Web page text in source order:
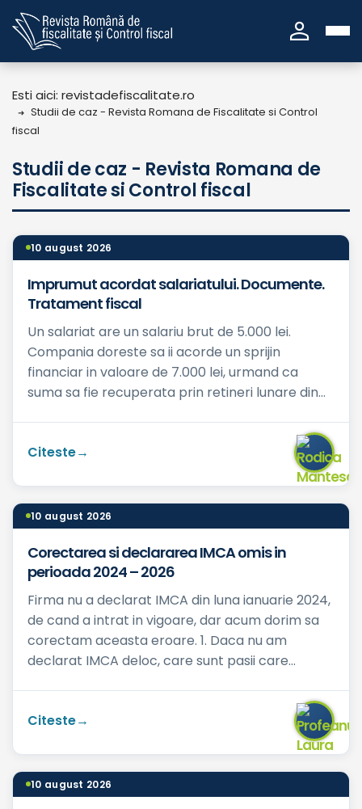
person
Esti aici: revistadefiscalitate.ro
Studii de caz - Revista Romana de Fiscalitate si Control
fiscal
Studii de caz - Revista Romana de
Fiscalitate si Control fiscal
10 august 2026
Imprumut acordat salariatului. Documente.
Tratament fiscal
Un salariat are un salariu brut de 5.000 lei.
Compania doreste sa ii acorde un sprijin
financiar in valoare de 7.000 lei, urmand ca
suma sa fie recuperata prin retineri lunare din
Citeste
10 august 2026
Corectarea si declararea IMCA omis in
perioada 2024 – 2026
Firma nu a declarat IMCA din luna ianuarie 2024,
de cand a intrat in vigoare, dar acum dorim sa
corectam aceasta eroare. 1. Daca nu am
declarat IMCA deloc, care sunt pasii care
Citeste
10 august 2026